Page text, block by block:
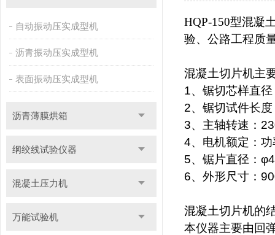
自动振动压实成型机
沥青振动压实成型机
表面振动压实成型机
沥青薄膜烘箱
纲绞线试验仪器
混凝土压力机
万能试验机
HQP-150型混凝
验、公路工程质
混凝土切片机主
1、锯切芯样直径
2、锯切试件长
3、主轴转速：
4、电机额定：功
5、锯片直径：
6、外形尺寸：
混凝土切片机的
本仪器主要由回